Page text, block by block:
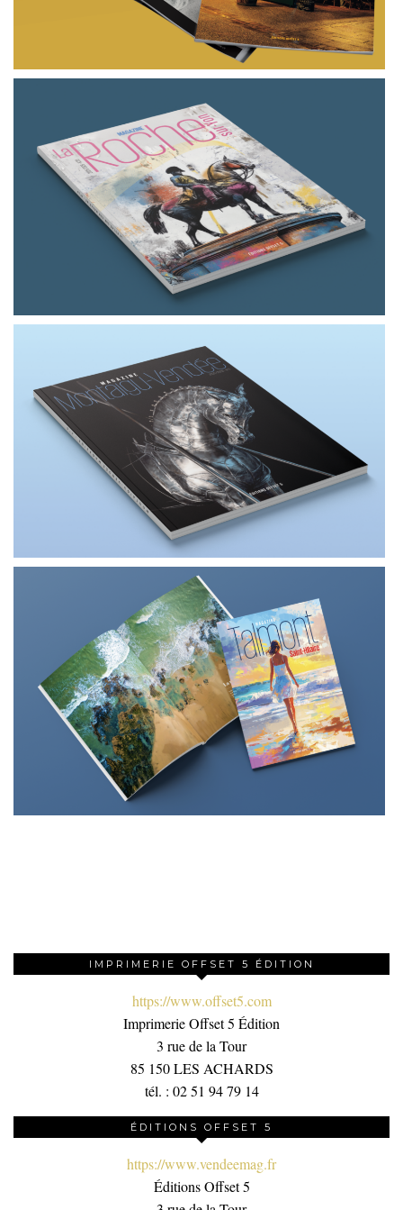
IMPRIMERIE OFFSET 5 ÉDITION
https://www.offset5.com
Imprimerie Offset 5 Édition
3 rue de la Tour
85 150 LES ACHARDS
tél. : 02 51 94 79 14
ÉDITIONS OFFSET 5
https://www.vendeemag.fr
Éditions Offset 5